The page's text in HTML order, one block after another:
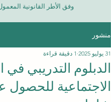
وفق الأطر القانونية
منشور
الدبلوم التدريبي في
الاجتماعية للحصول
31 يوليو 2025 1 دقيقة قراءة